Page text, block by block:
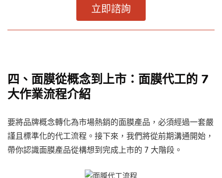
立即諮詢
四、面膜從概念到上市：面膜代工的 7
大作業流程介紹
要將品牌概念轉化為市場熱銷的面膜產品，必須經過一套嚴
謹且標準化的代工流程。接下來，我們將從前期溝通開始，
帶你認識面膜產品從構想到完成上市的 7 大階段。